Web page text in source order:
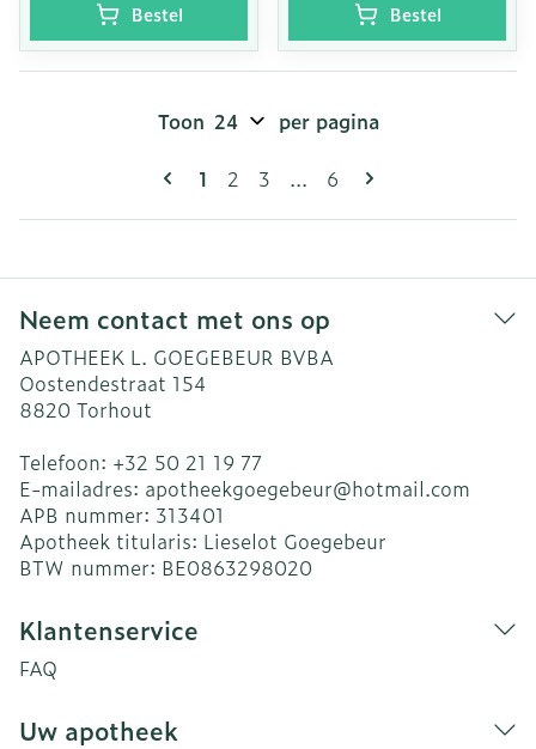
Bestel Bestel
Pagina's
U lees momenteel pagina
1 Pagina
2 Pagina
3 ... Pagina
6
Toon per pagina
Neem contact met ons op
APOTHEEK L. GOEGEBEUR BVBA
Oostendestraat 154
8820 Torhout
Telefoon: +32 50 21 19 77
E-mailadres: apotheekgoegebeur@hotmail.com
APB nummer: 313401
Apotheek titularis: Lieselot Goegebeur
BTW nummer: BE0863298020
Klantenservice
FAQ
Uw apotheek